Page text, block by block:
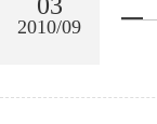
2010/09